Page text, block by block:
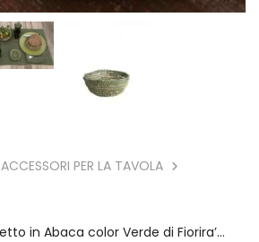
ACCESSORI PER LA TAVOLA
Ciotola trama uncinetto in Abaca color Verde di Fiorira’ un Giardino